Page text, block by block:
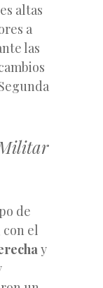
altas
a
las
de
el
y